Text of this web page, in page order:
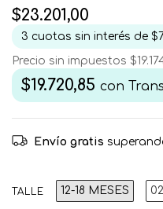
$23.201,00
3 cuotas sin interés de
Precio sin impuestos
$19.720,85 con
Envío gratis
TALLE 12-18 MESES